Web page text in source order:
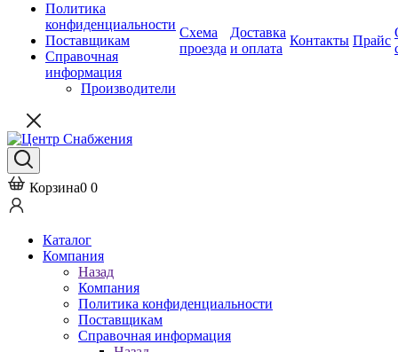
Политика
конфиденциальности
Поставщикам
Справочная
информация
Производители
Схема
проезда
Доставка
и оплата
Контакты Прайс
Корзина0 0
Каталог
Компания
Назад
Компания
Политика конфиденциальности
Поставщикам
Справочная информация